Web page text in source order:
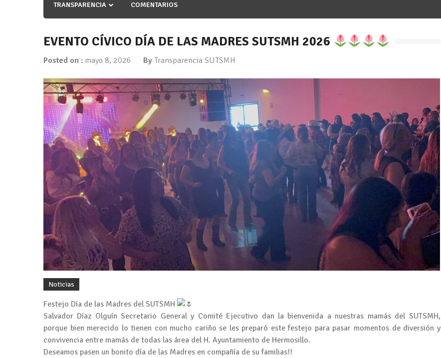
TRANSPARENCIA COMENTARIOS
EVENTO CÍVICO DÍA DE LAS MADRES SUTSMH 2026
Posted on : mayo 8, 2026 By Transparencia SUTSMH
Noticias
Festejo Día de las Madres del SUTSMH
Salvador Díaz Olguín Secretario General y Comité Ejecutivo dan la bienvenida a nuestras mamás del SUTSMH,
porque bien merecido lo tienen con mucho cariño se les preparó este festejo para pasar momentos de diversión y
convivencia entre mamás de todas las área del H. Ayuntamiento de Hermosillo.
Deseamos pasen un bonito día de las Madres en compañía de su familias!!